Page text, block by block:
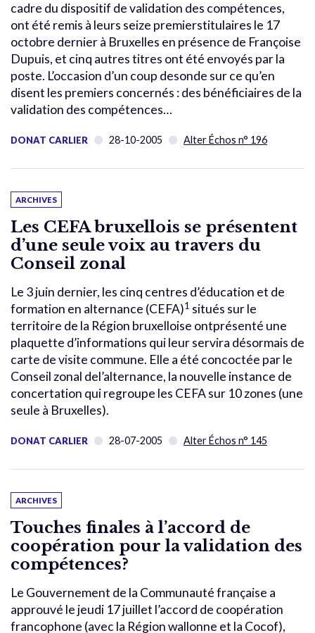
cadre du dispositif de validation des compétences,
ont été remis à leurs seize premierstitulaires le 17
octobre dernier à Bruxelles en présence de Françoise
Dupuis, et cinq autres titres ont été envoyés par la
poste. L’occasion d’un coup desonde sur ce qu’en
disent les premiers concernés : des bénéficiaires de la
validation des compétences…
DONAT CARLIER 28-10-2005 Alter Échos n° 196
ARCHIVES
Les CEFA bruxellois se présentent
d’une seule voix au travers du
Conseil zonal
Le 3 juin dernier, les cinq centres d’éducation et de
formation en alternance (CEFA)1 situés sur le
territoire de la Région bruxelloise ontprésenté une
plaquette d’informations qui leur servira désormais de
carte de visite commune. Elle a été concoctée par le
Conseil zonal del’alternance, la nouvelle instance de
concertation qui regroupe les CEFA sur 10 zones (une
seule à Bruxelles).
DONAT CARLIER 28-07-2005 Alter Échos n° 145
ARCHIVES
Touches finales à l’accord de
coopération pour la validation des
compétences?
Le Gouvernement de la Communauté française a
approuvé le jeudi 17 juillet l’accord de coopération
francophone (avec la Région wallonne et la Cocof),